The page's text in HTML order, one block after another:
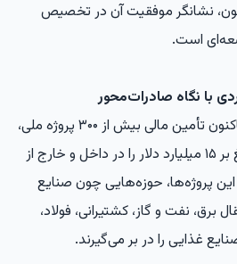
نشانگر موفقیت آن در تخصیص
است.
با نگاه صادرات‌محور
بانک توسعه صادرات ایران تاکنون تأمین مالی بیش از ۳۰۰ پروژه ملی،
بزرگ و صادراتی به ارزش بالغ بر ۱۵ میلیارد دلار را در داخل و خارج از
پروژه‌ها، حوزه‌هایی چون صنایع
برق، نفت و گاز، کشتیرانی، فولاد،
غذایی را در بر می‌گیرند.